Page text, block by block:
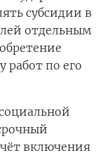
субсидии в
отдельным
работ по его
включения